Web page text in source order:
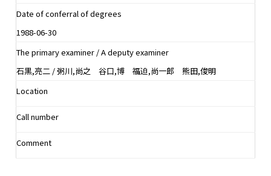
Date of conferral of degrees
1988-06-30
The primary examiner / A deputy examiner
石黒,亮二 / 粥川,尚之 谷口,博 福迫,尚一郎 熊田,俊明
Location
Call number
Comment